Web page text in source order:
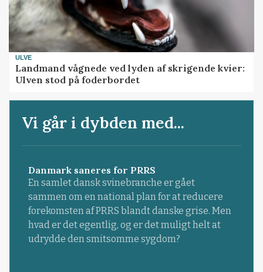
ULVE
Landmand vågnede ved lyden af skrigende kvier:
Ulven stod på foderbordet
Vi går i dybden med...
Danmark saneres for PRRS
En samlet dansk svinebranche er gået
sammen om en national plan for at reducere
forekomsten af PRRS blandt danske grise. Men
hvad er det egentlig, og er det muligt helt at
udrydde den smitsomme sygdom?